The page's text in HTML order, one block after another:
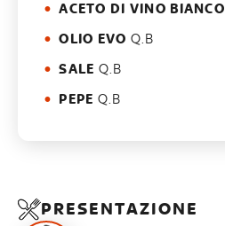
ACETO DI VINO BIANCO
OLIO EVO Q.B
SALE Q.B
PEPE Q.B
PRESENTAZIONE